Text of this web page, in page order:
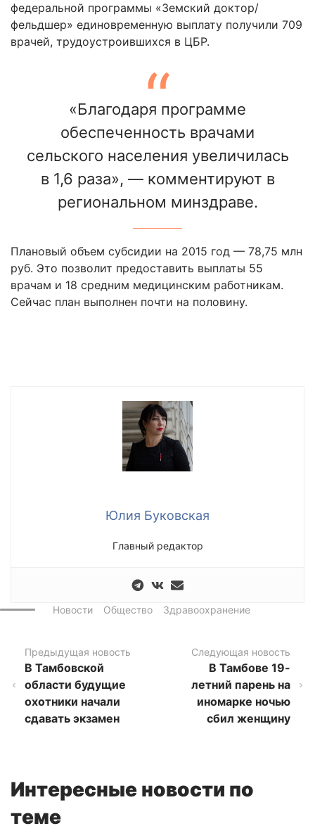
федеральной программы «Земский доктор/
фельдшер» единовременную выплату получили 709
врачей, трудоустроившихся в ЦБР.
«Благодаря программе
обеспеченность врачами
сельского населения увеличилась
в 1,6 раза», — комментируют в
региональном минздраве.
Плановый объем субсидии на 2015 год — 78,75 млн
руб. Это позволит предоставить выплаты 55
врачам и 18 средним медицинским работникам.
Сейчас план выполнен почти на половину.
Юлия Буковская
Главный редактор
Новости Общество Здравоохранение
Предыдущая новость
В Тамбовской
области будущие
охотники начали
сдавать экзамен
Следующая новость
В Тамбове 19-
летний парень на
иномарке ночью
сбил женщину
Интересные новости по
теме